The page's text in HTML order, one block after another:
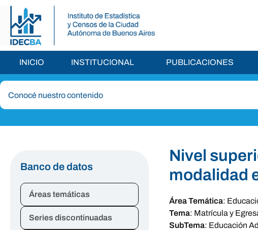
INICIO INSTITUCIONAL PUBLICACIONES
Banco de datos
Áreas temáticas
Series discontinuadas
Nivel
modalidad
Área Temática:
Tema: Matrícula y
SubTema: Educación